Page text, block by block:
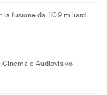
la fusione da 110,9 miliardi
Cinema e Audiovisivo